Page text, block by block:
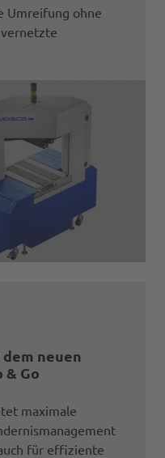
Umreifung ohne
neuen
& Go
maximale
für effiziente